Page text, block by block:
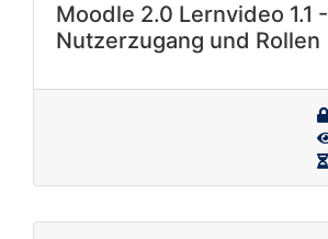
Moodle 2.0 Lernvideo 1.1 -
Nutzerzugang und Rollen